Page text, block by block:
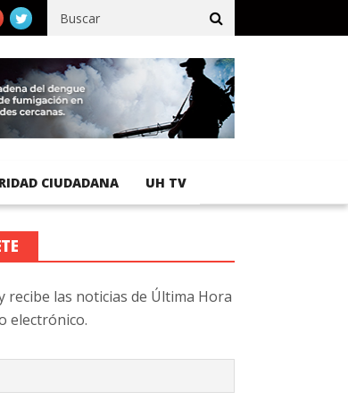
92 % de avance en obras de terracería
CIUDADANA UH TV
recibe las noticias de Última Hora
electrónico.